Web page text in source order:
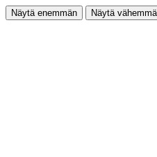
Näytä enemmän Näytä